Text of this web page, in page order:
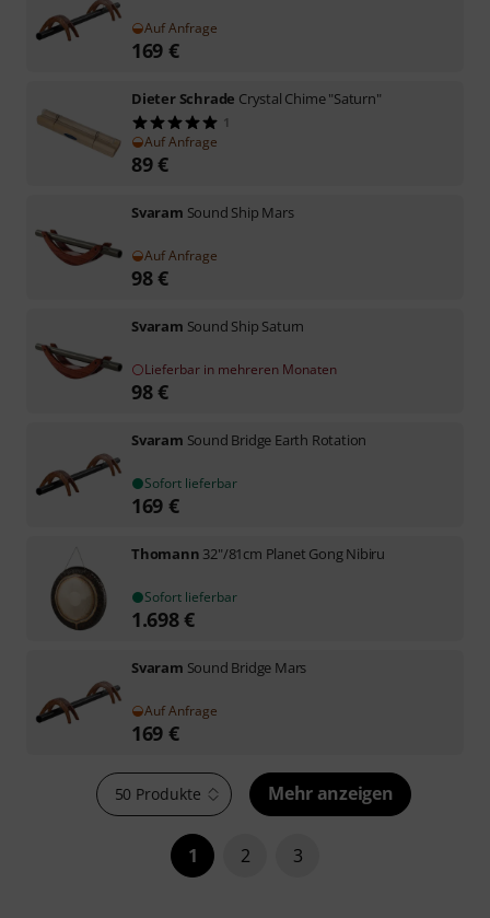
Auf Anfrage
169 €
Dieter Schrade Crystal Chime "Saturn"
1
Auf Anfrage
89€
Svaram Sound Ship Mars
Auf Anfrage
98€
Svaram Sound Ship Saturn
Lieferbar in mehreren Monaten
98€
Svaram Sound Bridge Earth Rotation
Sofort lieferbar
169 €
Thomann 32"/81cm Planet Gong Nibiru
Sofort lieferbar
1.698€
Svaram Sound Bridge Mars
Auf Anfrage
169 €
50 Produkte Mehr anzeigen
1 2 3